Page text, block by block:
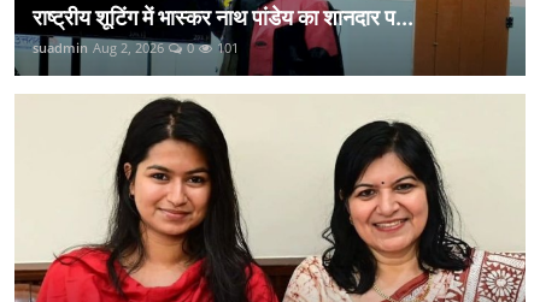
राष्ट्रीय शूटिंग में भास्कर नाथ पांडेय का शानदार प...
suadmin Aug 2, 2026 0 101